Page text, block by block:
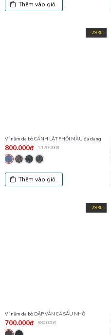
Thêm vào giỏ
-29%
Ví nằm da bò CÁNH LẬT PHỐI MÀU đa dạng
800.000đ 1.120.000đ
Thêm vào giỏ
-29%
Ví nằm da bò DẬP VÂN CÁ SẤU NHỎ
700.000đ 980.000đ